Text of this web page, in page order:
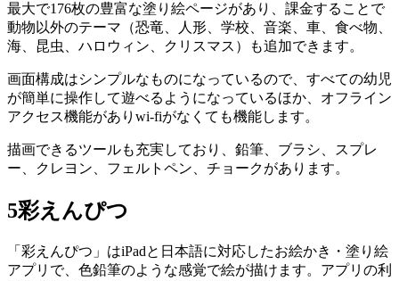
最大で176枚の豊富な塗り絵ページがあり、課金することで
動物以外のテーマ（恐竜、人形、学校、音楽、車、食べ物、
海、昆虫、ハロウィン、クリスマス）も追加できます。
画面構成はシンプルなものになっているので、すべての幼児
が簡単に操作して遊べるようになっているほか、オフライン
アクセス機能がありwi-fiがなくても機能します。
描画できるツールも充実しており、鉛筆、ブラシ、スプレ
ー、クレヨン、フェルトペン、チョークがあります。
5彩えんぴつ
「彩えんぴつ」はiPadと日本語に対応したお絵かき・塗り絵
アプリで、色鉛筆のような感覚で絵が描けます。アプリの利